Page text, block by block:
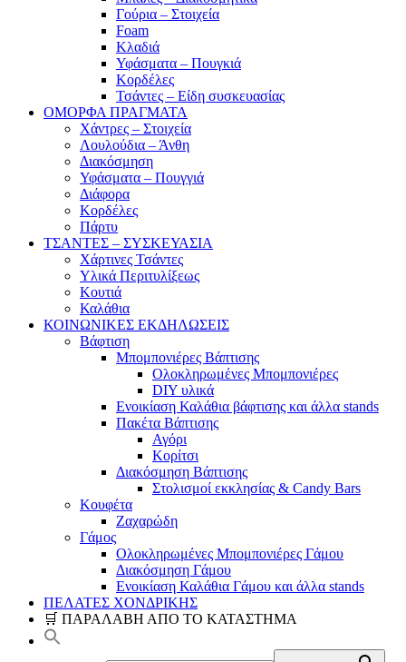
Γούρια – Στοιχεία
Foam
Κλαδιά
Υφάσματα – Πουγκιά
Κορδέλες
Τσάντες – Είδη συσκευασίας
ΟΜΟΡΦΑ ΠΡΑΓΜΑΤΑ
Χάντρες – Στοιχεία
Λουλούδια – Άνθη
Διακόσμηση
Υφάσματα – Πουγγιά
Διάφορα
Κορδέλες
Πάρτυ
ΤΣΑΝΤΕΣ – ΣΥΣΚΕΥΑΣΙΑ
Χάρτινες Τσάντες
Υλικά Περιτυλίξεως
Κουτιά
Καλάθια
ΚΟΙΝΩΝΙΚΕΣ ΕΚΔΗΛΩΣΕΙΣ
Βάφτιση
Μπομπονιέρες Βάπτισης
Ολοκληρωμένες Μπομπονιέρες
DIY υλικά
Ενοικίαση Καλάθια βάφτισης και άλλα stands
Πακέτα Βάπτισης
Αγόρι
Κορίτσι
Διακόσμηση Βάπτισης
Στολισμοί εκκλησίας & Candy Bars
Κουφέτα
Ζαχαρώδη
Γάμος
Ολοκληρωμένες Μπομπονιέρες Γάμου
Διακόσμηση Γάμου
Ενοικίαση Καλάθια Γάμου και άλλα stands
ΠΕΛΑΤΕΣ ΧΟΝΔΡΙΚΗΣ
🛒 ΠΑΡΑΛΑΒΗ ΑΠΟ ΤΟ ΚΑΤΑΣΤΗΜΑ